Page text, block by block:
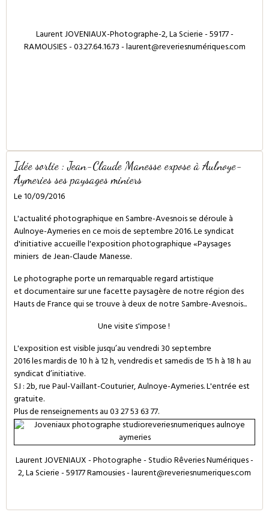
Laurent JOVENIAUX-Photographe-2, La Scierie - 59177 -
RAMOUSIES - 03.27.64.16.73 - laurent@reveriesnumériques.com
Idée sortie : Jean-Claude Manesse expose à Aulnoye-
Aymeries ses paysages miniers
Le 10/09/2016
L'actualité photographique en Sambre-Avesnois se déroule à
Aulnoye-Aymeries en ce mois de septembre 2016. Le syndicat
d'initiative accueille l'exposition photographique«Paysages
miniers de Jean-Claude Manesse.
Le photographe porte un remarquable regard artistique
et documentaire sur une facette paysagère de notre région des
Hauts de France qui se trouve à deux de notre Sambre-Avesnois...
Une visite s'impose !
L'exposition est visible jusqu’au vendredi 30 septembre
2016 les mardis de 10 h à 12 h, vendredis et samedis de 15 h à 18 h au
syndicat d’initiative.
S.I : 2b, rue Paul-Vaillant-Couturier,Aulnoye-Aymeries. L'entrée est
gratuite.
Plus de renseignements au 0327536377.
Laurent JOVENIAUX - Photographe - Studio Rêveries Numériques -
2, La Scierie - 59177 Ramousies - laurent@reveriesnumeriques.com